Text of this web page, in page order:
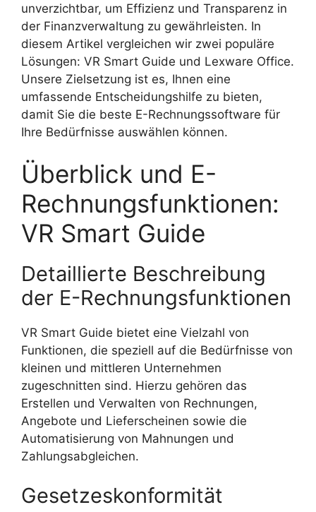
unverzichtbar, um Effizienz und Transparenz in
der Finanzverwaltung zu gewährleisten. In
diesem Artikel vergleichen wir zwei populäre
Lösungen: VR Smart Guide und Lexware Office.
Unsere Zielsetzung ist es, Ihnen eine
umfassende Entscheidungshilfe zu bieten,
damit Sie die beste E-Rechnungssoftware für
Ihre Bedürfnisse auswählen können.
Überblick und E-
Rechnungsfunktionen:
VR Smart Guide
Detaillierte Beschreibung
der E-Rechnungsfunktionen
VR Smart Guide bietet eine Vielzahl von
Funktionen, die speziell auf die Bedürfnisse von
kleinen und mittleren Unternehmen
zugeschnitten sind. Hierzu gehören das
Erstellen und Verwalten von Rechnungen,
Angebote und Lieferscheinen sowie die
Automatisierung von Mahnungen und
Zahlungsabgleichen.
Gesetzeskonformität